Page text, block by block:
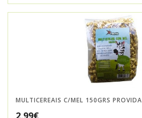
MULTICEREAIS C/MEL 150GRS PROVIDA
2,99€